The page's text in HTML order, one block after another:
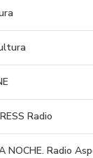
Radio
NOCHE. Radio